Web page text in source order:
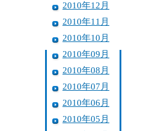
2010年12月
2010年11月
2010年10月
2010年09月
2010年08月
2010年07月
2010年06月
2010年05月